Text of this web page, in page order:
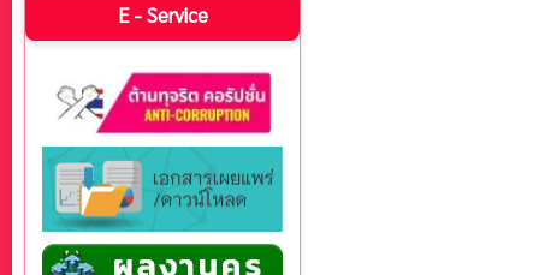
E - Service